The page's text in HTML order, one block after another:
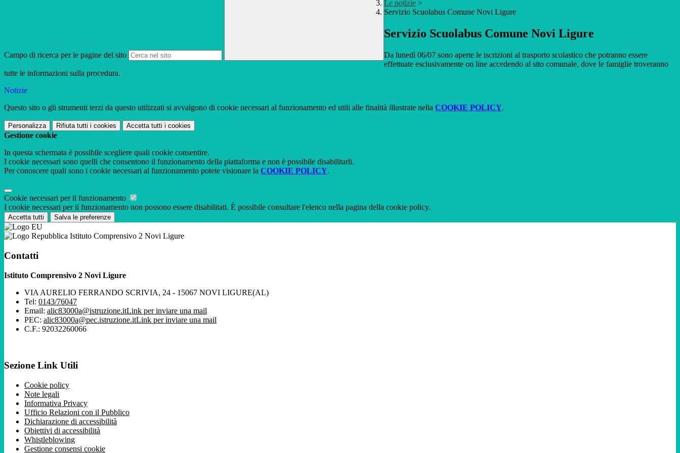
Campo di ricerca per le pagine del sito
Le notizie >
Servizio Scuolabus Comune Novi Ligure
Servizio Scuolabus Comune Novi Ligure
Da lunedì 06/07 sono aperte le iscrizioni al trasporto scolastico che potranno essere
effettuate esclusivamente on line accedendo al sito comunale, dove le famiglie troveranno
tutte le informazioni sulla procedura.
Notizie
Questo sito o gli strumenti terzi da questo utilizzati si avvalgono di cookie necessari al funzionamento ed utili alle finalità illustrate nella COOKIE POLICY.
Personalizza Rifiuta tutti i cookies Accetta tutti i cookies
Gestione cookie
In questa schermata è possibile scegliere quali cookie consentire.
I cookie necessari sono quelli che consentono il funzionamento della piattaforma e non è possibile disabilitarli.
Per conoscere quali sono i cookie necessari al funzionamento potete visionare la COOKIE POLICY.
Cookie necessari per il funzionamento
I cookie necessari per il funzionamento non possono essere disabilitati. È possibile consultare l'elenco nella pagina della cookie policy.
Accetta tutti Salva le preferenze
Istituto Comprensivo 2 Novi Ligure
Contatti
Istituto Comprensivo 2 Novi Ligure
VIA AURELIO FERRANDO SCRIVIA, 24 - 15067 NOVI LIGURE(AL)
Tel: 0143/76047
Email: alic83000a@istruzione.itLink per inviare una mail
PEC: alic83000a@pec.istruzione.itLink per inviare una mail
C.F.: 92032260066
Sezione Link Utili
Cookie policy
Note legali
Informativa Privacy
Ufficio Relazioni con il Pubblico
Dichiarazione di accessibilità
Obiettivi di accessibilità
Whistleblowing
Gestione consensi cookie